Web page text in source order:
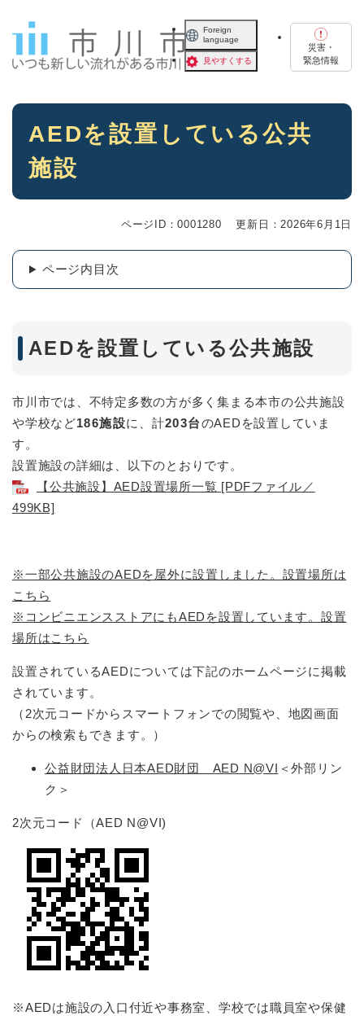
Foreign
language
見やすくする
災害・
緊急情報
本
AEDを設置している公共
施設
ページID：0001280 更新日：2026年6月1日
ページ内目次
AEDを設置している公共施設
市川市では、不特定多数の方が多く集まる本市の公共施設
や学校など186施設に、計203台のAEDを設置していま
す。
設置施設の詳細は、以下のとおりです。
【公共施設】AED設置場所一覧 [PDFファイル／
499KB]
※一部公共施設のAEDを屋外に設置しました。設置場所は
こちら
※コンビニエンスストアにもAEDを設置しています。設置
場所はこちら
設置されているAEDについては下記のホームページに掲載
されています。
（2次元コードからスマートフォンでの閲覧や、地図画面
からの検索もできます。）
公益財団法人日本AED財団 AED N@VI ＜外部リン
ク＞
2次元コード（AED N@VI)
※AEDは施設の入口付近や事務室、学校では職員室や保健